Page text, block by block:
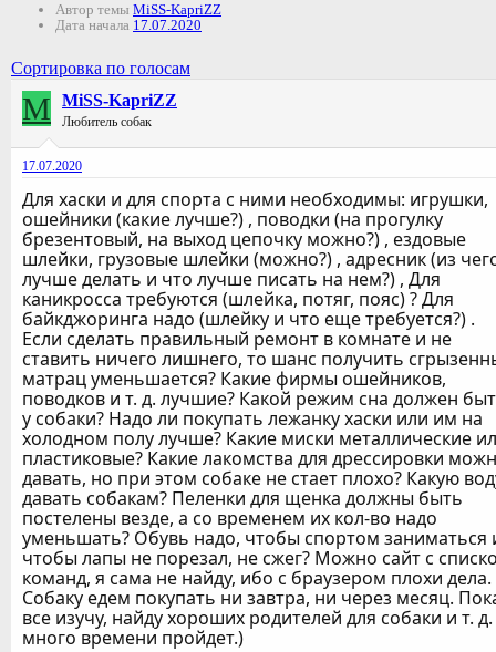
Автор темы MiSS-KapriZZ
Дата начала 17.07.2020
Сортировка по голосам
M MiSS-KapriZZ
Любитель собак
17.07.2020
Для хаски и для спорта с ними необходимы: игрушки,
ошейники (какие лучше?) , поводки (на прогулку
брезентовый, на выход цепочку можно?) , ездовые
шлейки, грузовые шлейки (можно?) , адресник (из
лучше делать и что лучше писать на нем?) , Для
каникросса требуются (шлейка, потяг, пояс) ? Для
байкджоринга надо (шлейку и что еще требуется?) .
Если сделать правильный ремонт в комнате и не
ставить ничего лишнего, то шанс получить
матрац уменьшается? Какие фирмы ошейников,
поводков и т. д. лучшие? Какой режим сна должен
у собаки? Надо ли покупать лежанку хаски или им на
холодном полу лучше? Какие миски металлические
пластиковые? Какие лакомства для дрессировки
давать, но при этом собаке не стает плохо? Какую
давать собакам? Пеленки для щенка должны быть
постелены везде, а со временем их кол-во надо
уменьшать? Обувь надо, чтобы спортом заниматься
чтобы лапы не порезал, не сжег? Можно сайт с
команд, я сама не найду, ибо с браузером плохи дела.
Собаку едем покупать ни завтра, ни через месяц.
все изучу, найду хороших родителей для собаки и т. д.
много времени пройдет.)